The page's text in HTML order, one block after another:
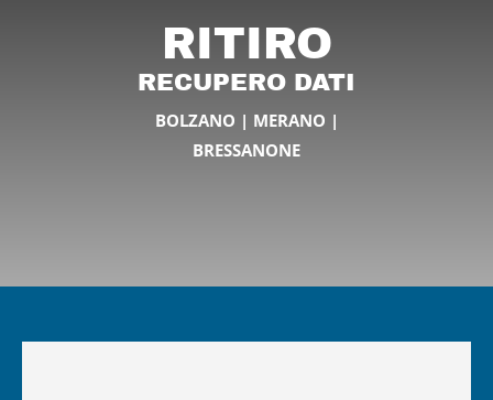
RITIRO
RECUPERO DATI
BOLZANO | MERANO |
BRESSANONE